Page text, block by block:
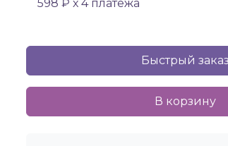
598 ₽ х 4 платежа
Быстрый заказ
В корзину